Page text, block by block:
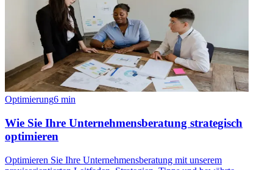
Optimierung6 min
Wie Sie Ihre Unternehmensberatung strategisch
optimieren
Optimieren Sie Ihre Unternehmensberatung mit unserem